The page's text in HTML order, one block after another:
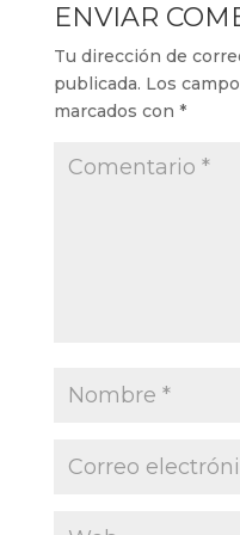
ENVIAR
Tu dirección de
publicada. Los
marcados con *